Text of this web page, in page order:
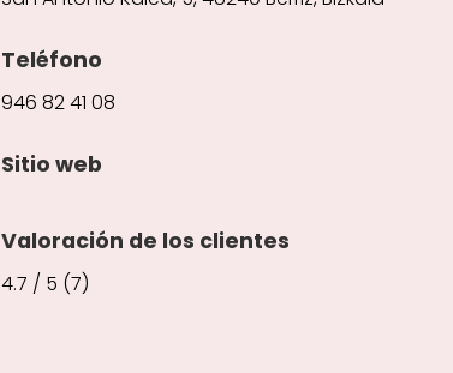
Teléfono
946 82 41 08
Sitio web
Valoración de los clientes
4.7 / 5 (7)